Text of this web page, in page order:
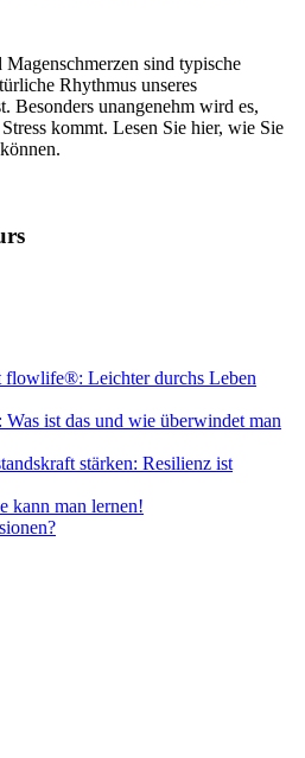
sind typische
Rhythmus unseres
Besonders unangenehm wird es,
kommt. Lesen Sie hier, wie Sie
flowlife®: Leichter durchs Leben
ist das und wie überwindet man
stärken: Resilienz ist
kann man lernen!